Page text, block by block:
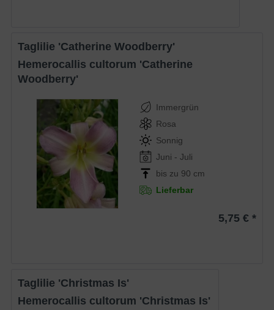
Taglilie 'Catherine Woodberry'
Hemerocallis cultorum 'Catherine
Woodberry'
Immergrün
Rosa
Sonnig
Juni - Juli
bis zu 90 cm
Lieferbar
5,75 € *
Taglilie 'Christmas Is'
Hemerocallis cultorum 'Christmas Is'